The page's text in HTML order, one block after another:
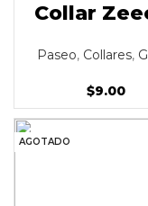
Collar
Paseo, Collares,
$9.00
AGOTADO